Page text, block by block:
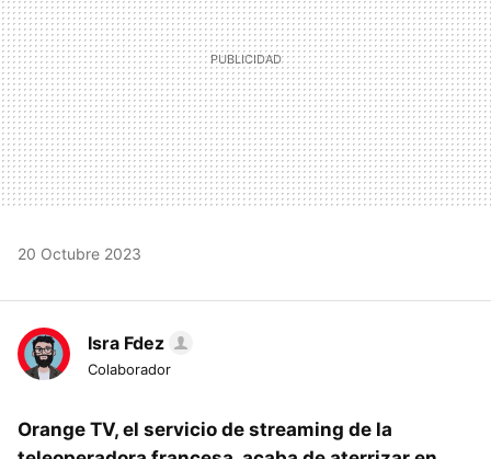
20 Octubre 2023
Isra Fdez
Colaborador
Orange TV, el servicio de streaming de la